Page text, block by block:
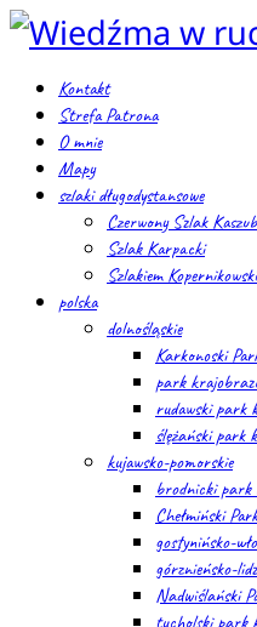
Kontakt
Strefa Patrona
O mnie
Mapy
szlaki długodystansowe
Czerwony Szlak
Szlak Karpacki
Szlakiem
polska
dolnośląskie
Karkonoski
park
rudawski park
ślężański park
kujawsko-pomorskie
brodnicki park
Chełmiński
gostynińsko-
górznieńsko-
Nadwiślański
tucholski park